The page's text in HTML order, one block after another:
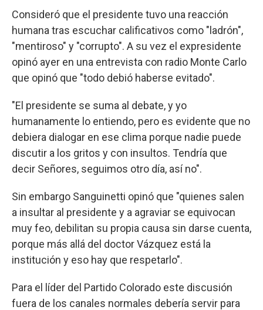
Consideró que el presidente tuvo una reacción
humana tras escuchar calificativos como "ladrón",
"mentiroso" y "corrupto". A su vez el expresidente
opinó ayer en una entrevista con radio Monte Carlo
que opinó que "todo debió haberse evitado".
"El presidente se suma al debate, y yo
humanamente lo entiendo, pero es evidente que no
debiera dialogar en ese clima porque nadie puede
discutir a los gritos y con insultos. Tendría que
decir Señores, seguimos otro día, así no".
Sin embargo Sanguinetti opinó que "quienes salen
a insultar al presidente y a agraviar se equivocan
muy feo, debilitan su propia causa sin darse cuenta,
porque más allá del doctor Vázquez está la
institución y eso hay que respetarlo".
Para el líder del Partido Colorado este discusión
fuera de los canales normales debería servir para